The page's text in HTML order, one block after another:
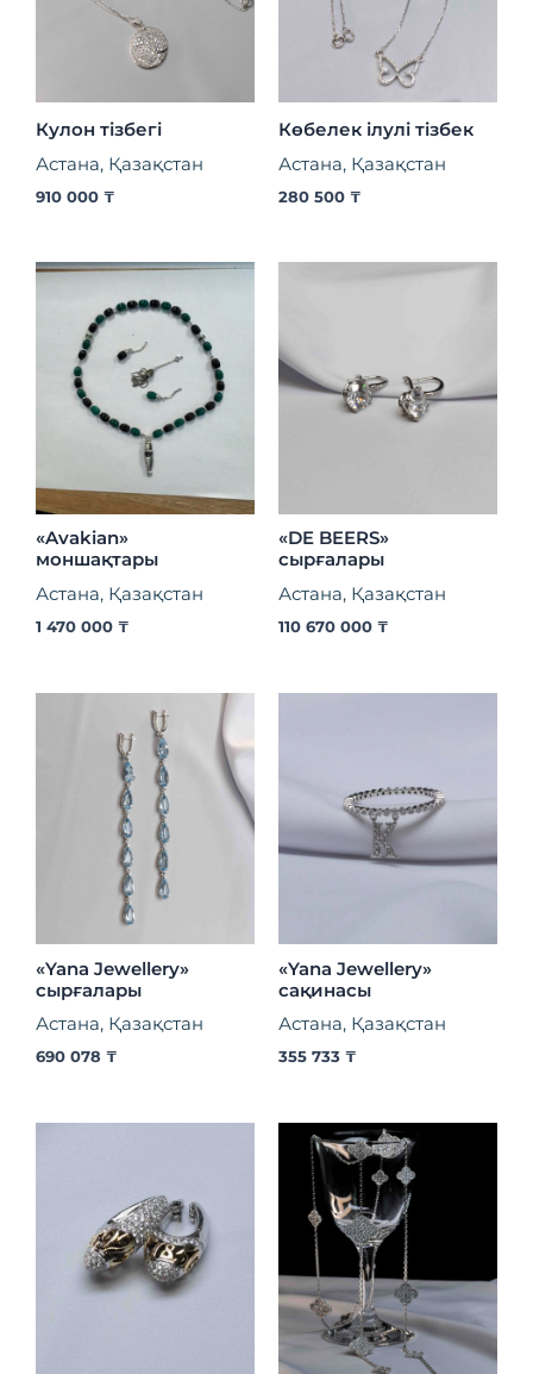
Кулон тізбегі
Астана, Қазақстан
910 000 ₸
Көбелек ілулі тізбек
Астана, Қазақстан
280 500 ₸
«Avakian»
моншақтары
Астана, Қазақстан
1 470 000 ₸
«DE BEERS»
сырғалары
Астана, Қазақстан
110 670 000 ₸
«Yana Jewellery»
сырғалары
Астана, Қазақстан
690 078 ₸
«Yana Jewellery»
сақинасы
Астана, Қазақстан
355 733 ₸